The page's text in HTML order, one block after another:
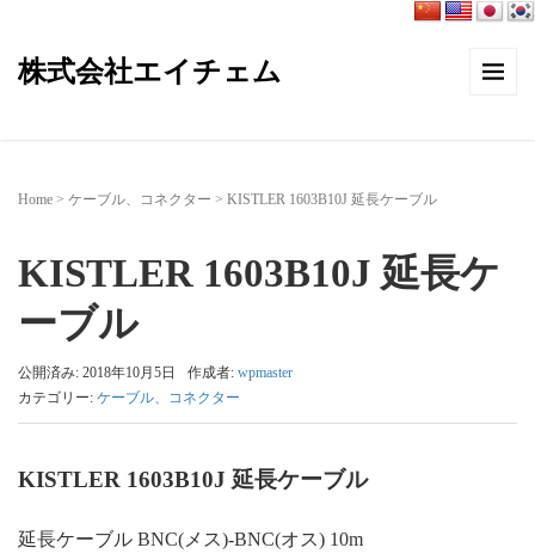
株式会社エイチェム
Home > ケーブル、コネクター > KISTLER 1603B10J 延長ケーブル
KISTLER 1603B10J 延長ケ
ーブル
公開済み: 2018年10月5日 作成者: wpmaster
カテゴリー: ケーブル、コネクター
KISTLER 1603B10J 延長ケーブル
延長ケーブル BNC(メス)-BNC(オス) 10m